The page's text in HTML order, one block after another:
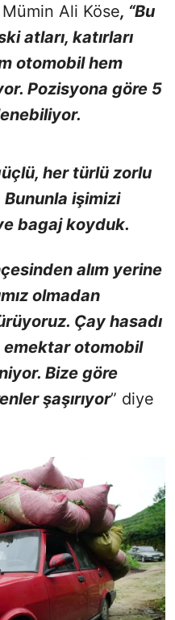
Ali Köse, “Bu
atları, katırları
otomobil hem
Pozisyona göre 5
her türlü zorlu
işimizi
bagaj koyduk.
alım yerine
olmadan
Çay hasadı
otomobil
Bize göre
şaşırıyor” diye